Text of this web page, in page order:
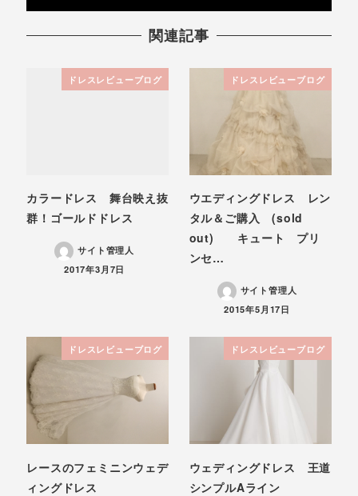
関連記事
ドレスレビューブログ
カラードレス 舞台映え抜
群！ゴールドドレス
サイト管理人
投稿日
2017年3月7日
ドレスレビューブログ
ウエディングドレス レン
タル＆ご購入 (sold
out) キュート プリ
ンセ…
サイト管理人
投稿日
2015年5月17日
ドレスレビューブログ
レースのフェミニンウェデ
ィングドレス
ドレスレビューブログ
ウェディングドレス 王道
シンプルAライン